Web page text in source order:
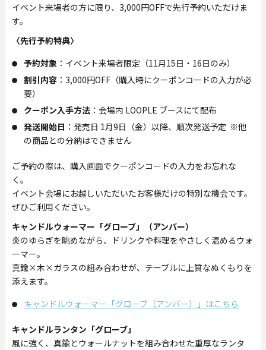
イベント来場者の方に限り、3,000円OFFで先行予約いただけま
す。
〈先行予約特典〉
予約対象 ：イベント来場者限定（11月15日・16日のみ）
割引内容 ：3,000円OFF（購入時にクーポンコードの入力が必
要）
クーポン入手方法 ：会場内 LOOPLE ブースにて配布
発送開始日 ：発売日 1月9日（金）以降、順次発送予定 ※他
の商品との分納はできません
ご予約の際は、購入画面でクーポンコードの入力をお忘れな
く。
イベント会場にお越しいただいたお客様だけの特別な機会です。
ぜひご利用ください。
キャンドルウォーマー「グローブ」（アンバー）
炎のゆらぎを眺めながら、ドリンクや料理をやさしく温めるウォ
ーマー。
真鍮×木×ガラスの組み合わせが、テーブルに上質なぬくもりを
添えます。
キャンドルウォーマー「グローブ（アンバー）」はこちら
キャンドルランタン「グローブ」
風に強く、真鍮とウォールナットを組み合わせた重厚なランタ